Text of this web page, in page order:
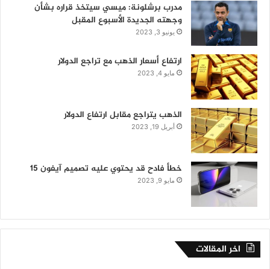
مدرب برشلونة: ميسي سيتخذ قراره بشأن
وجهته الجديدة الأسبوع المقبل
يونيو 3, 2023
ارتفاع أسعار الذهب مع تراجع الدولار
مايو 4, 2023
الذهب يتراجع مقابل ارتفاع الدولار
أبريل 19, 2023
خطأ فادح قد يحتوي عليه تصميم آيفون 15
مايو 9, 2023
اخر المقالات